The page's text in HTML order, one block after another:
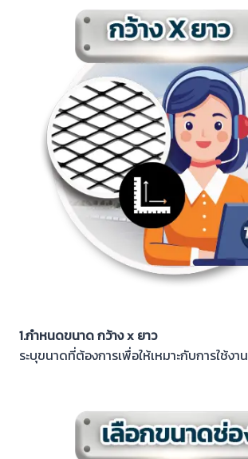
1.กำหนดขนาด กว้าง x ยาว
ระบุขนาดที่ต้องการเพื่อให้เหมาะกับการใช้งาน